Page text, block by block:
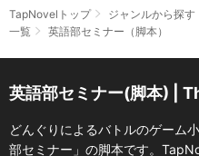
TapNovelトップ ジャンルから探す
一覧
英語部セミナー（脚本）
英語部セミナー(脚本) |
どんぐりによるバトルのゲーム
部セミナー」の脚本です。